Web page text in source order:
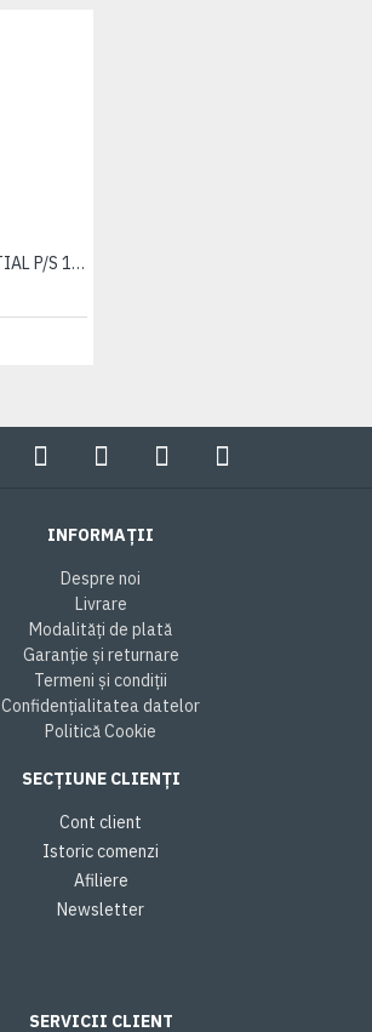
CRUCE DIFERENTIAL P/S 1221 (ROLE)
INFORMAȚII
Despre noi
Livrare
Modalități de plată
Garanție și returnare
Termeni și condiții
Confidențialitatea datelor
Politică Cookie
SECȚIUNE CLIENȚI
Cont client
Istoric comenzi
Afiliere
Newsletter
SERVICII CLIENT